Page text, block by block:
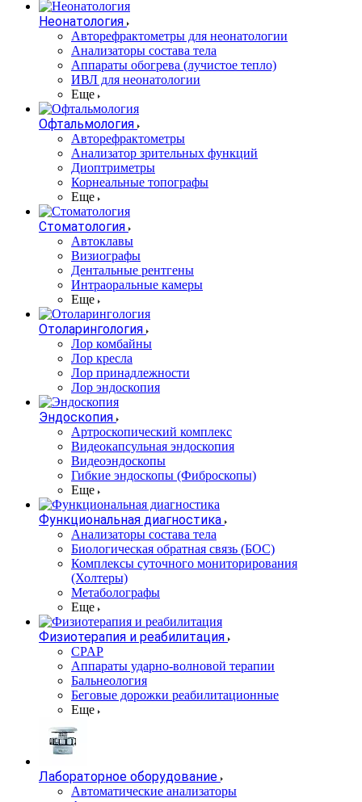
Неонатология
Авторефрактометры для неонатологии
Анализаторы состава тела
Аппараты обогрева (лучистое тепло)
ИВЛ для неонатологии
Еще
Офтальмология
Авторефрактометры
Анализатор зрительных функций
Диоптриметры
Корнеальные топографы
Еще
Стоматология
Автоклавы
Визиографы
Дентальные рентгены
Интраоральные камеры
Еще
Отоларингология
Лор комбайны
Лор кресла
Лор принадлежности
Лор эндоскопия
Эндоскопия
Артроскопический комплекс
Видеокапсульная эндоскопия
Видеоэндоскопы
Гибкие эндоскопы (Фиброcкопы)
Еще
Функциональная диагностика
Анализаторы состава тела
Биологическая обратная связь (БОС)
Комплексы суточного мониторирования
(Холтеры)
Метаболографы
Еще
Физиотерапия и реабилитация
CPAP
Аппараты ударно-волновой терапии
Бальнеология
Беговые дорожки реабилитационные
Еще
Лабораторное оборудование
Автоматические анализаторы